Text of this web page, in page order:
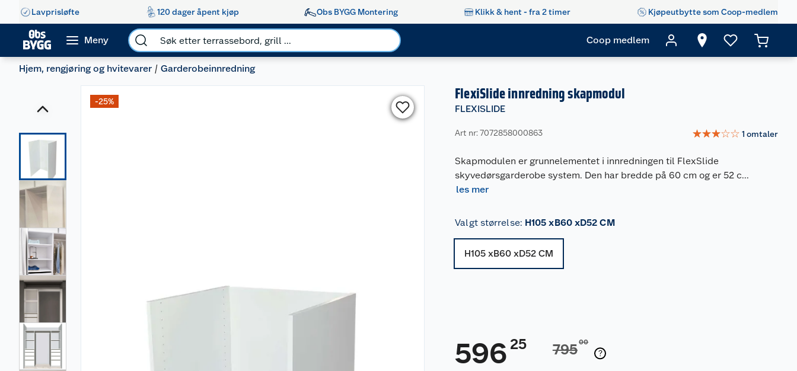
Lavprisløfte 120 dager åpent kjøp Obs BYGG Montering Klikk & hent - fra 2 timer Kjøpeutbytte som Coop-medlem
Meny Coop medlem
Hjem, rengjøring og hvitevarer Garderobeinnredning
-25% FlexiSlide innredning skapmodul
FLEXISLIDE
Art nr: 7072858000863 ☆☆☆☆☆ 1 omtaler
Skapmodulen er grunnelementet i innredningen til FlexSlide
skyvedørsgarderobe system. Den har bredde på 60 cm og er 52 c...
les mer
Valgt størrelse: H105 xB60 xD52 CM
H105 xB60 xD52 CM
596 25 79500